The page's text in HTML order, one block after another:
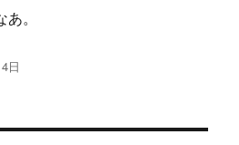
。
日